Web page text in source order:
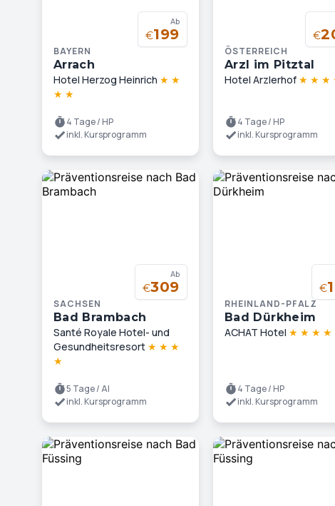
Ab
€199
BAYERN
Arrach
Hotel Herzog Heinrich ★ ★
★ ★
4 Tage / HP
inkl. Kursprogramm
€
ÖSTERREICH
Arzl im Pitztal
Hotel Arzlerhof ★ ★ ★
4 Tage / HP
inkl. Kursprogramm
Ab
€309
SACHSEN
Bad Brambach
Santé Royale Hotel- und
Gesundheitsresort ★ ★ ★
★
5 Tage / AI
inkl. Kursprogramm
€
RHEINLAND-PFALZ
Bad Dürkheim
ACHAT Hotel ★ ★ ★ ★
4 Tage / HP
inkl. Kursprogramm